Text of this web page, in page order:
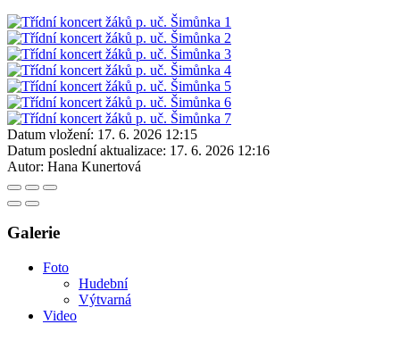
Datum vložení: 17. 6. 2026 12:15
Datum poslední aktualizace: 17. 6. 2026 12:16
Autor: Hana Kunertová
Galerie
Foto
Hudební
Výtvarná
Video